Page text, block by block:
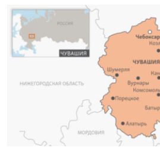
поиску
СЕВЕР.РЕАЛИИ
СИБИРЬ.РЕАЛИИ
РАСПИСАНИЕ ВЕЩАНИЯ
ПОДПИШИТЕСЬ НА РАССЫЛКУ
СОЦИАЛЬНЫЕ СЕТИ